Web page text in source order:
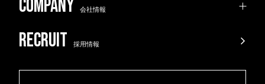
会社情報
採用情報